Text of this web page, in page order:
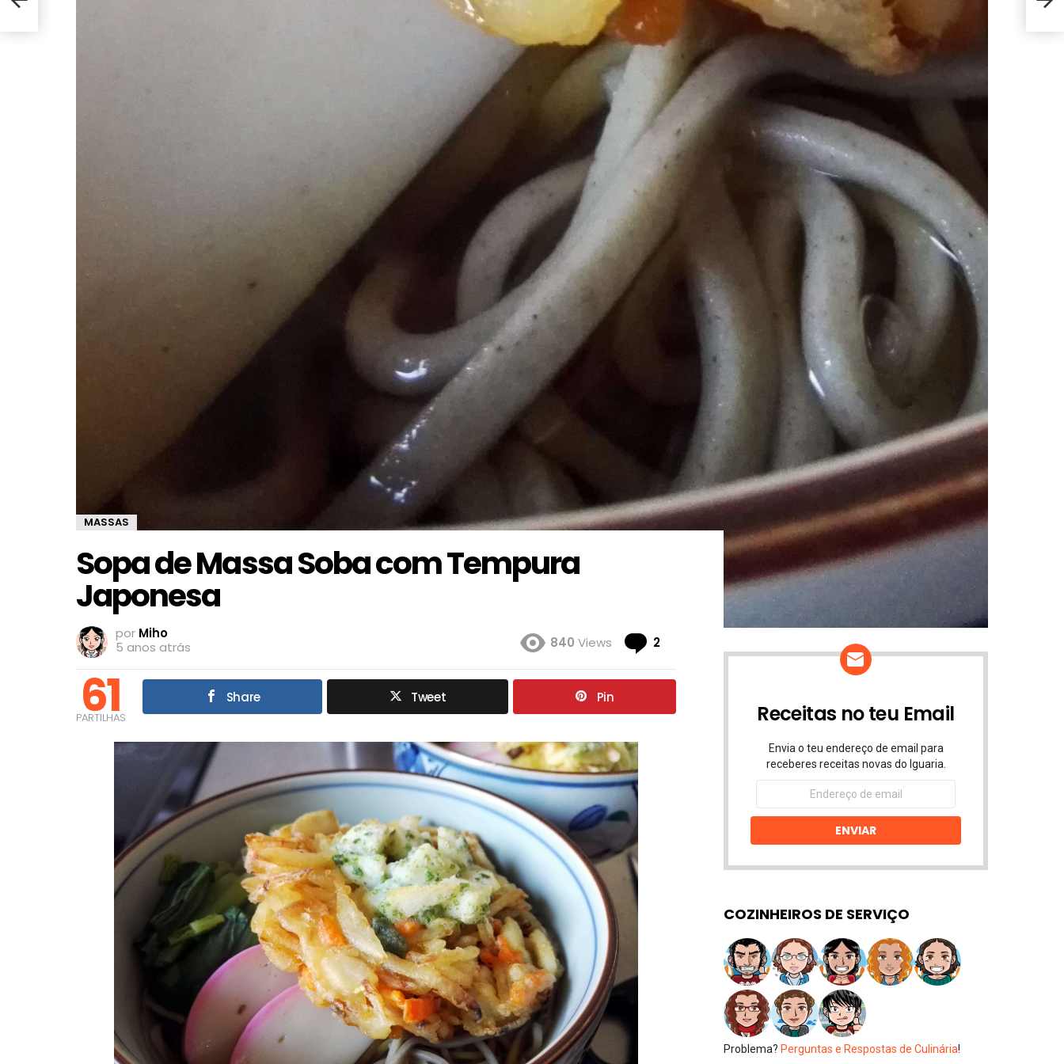
MASSAS
Sopa de Massa Soba com Tempura
Japonesa
por Miho
5 anos atrás
840 Views 2
61
PARTILHAS
Share Tweet Pin
Receitas no teu Email
Envia o teu endereço de email para
receberes receitas novas do Iguaria.
Endereço
email
ENVIAR
COZINHEIROS DE SERVIÇO
Problema? Perguntas e Respostas de Culinária!